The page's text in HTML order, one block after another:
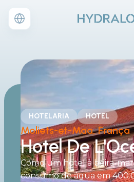
HOTELARIA HOTEL
Moliets-et-Maa, França
Hotel De
Como um hotel à beira-
consumo de água em